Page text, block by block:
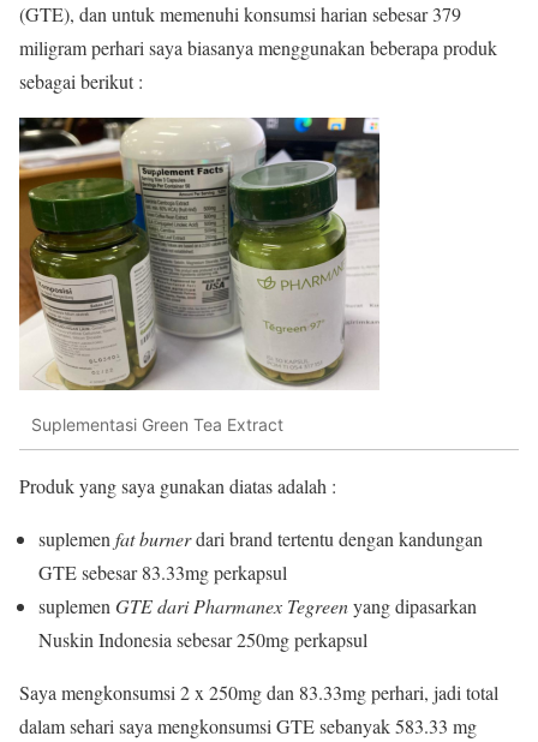
(GTE), dan untuk memenuhi konsumsi harian sebesar 379
miligram perhari saya biasanya menggunakan beberapa produk
sebagai berikut :
Suplementasi Green Tea Extract
Produk yang saya gunakan diatas adalah :
suplemen fat burnerdari brand tertentu dengan kandungan
GTE sebesar 83.33mg perkapsul
suplemen GTE dari Pharmanex Tegreenyang dipasarkan
Nuskin Indonesia sebesar 250mg perkapsul
Saya mengkonsumsi 2 x 250mg dan 83.33mg perhari, jadi total
dalam sehari saya mengkonsumsi GTE sebanyak 583.33 mg